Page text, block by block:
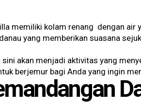
memiliki kolam renang dengan air
yang memberikan suasana
sini akan menjadi aktivitas yang
berjemur bagi Anda yang ingin